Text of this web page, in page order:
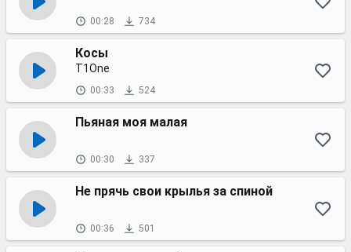
00:28 734
Косы
T1One
00:33 524
Пьяная моя малая
00:30 337
Не прячь свои крылья за спиной
00:36 501